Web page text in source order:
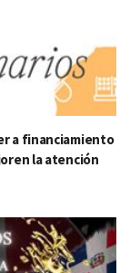
a financiamiento
la atención